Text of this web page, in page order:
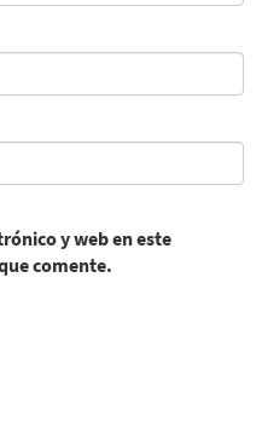
y web en este
comente.